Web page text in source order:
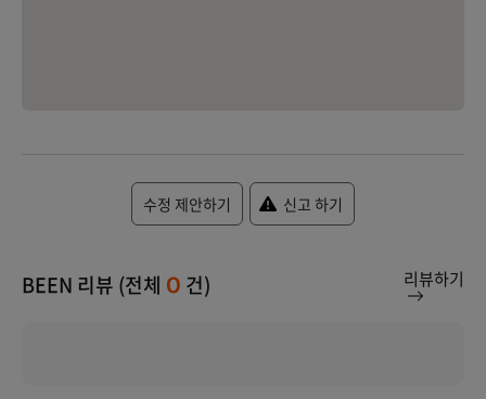
수정 제안하기 신고 하기
BEEN 리뷰 (전체 0 건) 리뷰하기